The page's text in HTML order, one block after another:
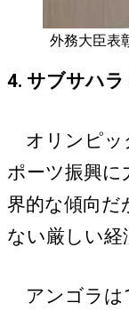
外務大臣表
4. サブサハラ
オリンピッ
ポーツ振興
界的な傾向だ
ない厳しい経
アンゴラは